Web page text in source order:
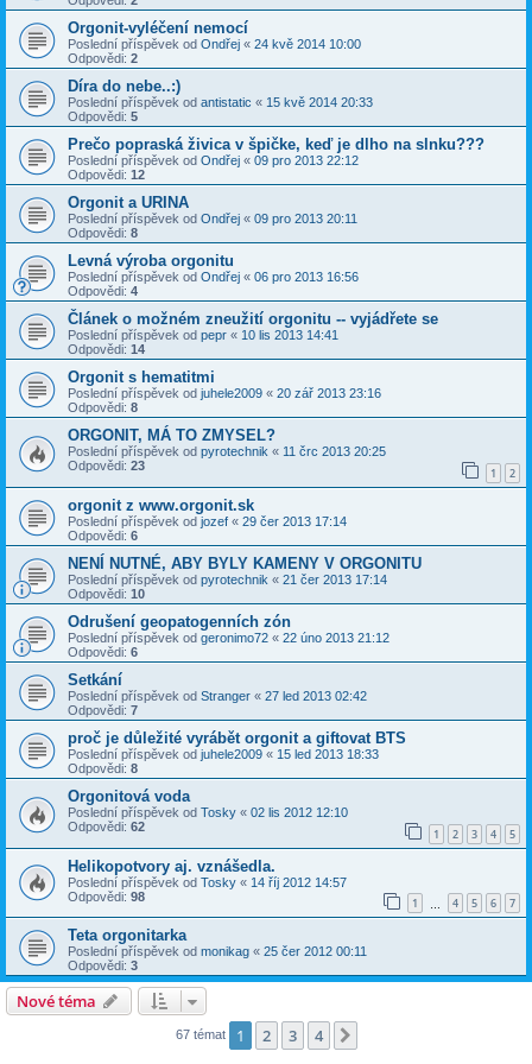
Orgonit-vyléčení nemocí
Poslední příspěvek od Ondřej « 24 kvě 2014 10:00
Odpovědi: 2
Díra do nebe..:)
Poslední příspěvek od antistatic « 15 kvě 2014 20:33
Odpovědi: 5
Prečo popraská živica v špičke, keď je dlho na slnku???
Poslední příspěvek od Ondřej « 09 pro 2013 22:12
Odpovědi: 12
Orgonit a URINA
Poslední příspěvek od Ondřej « 09 pro 2013 20:11
Odpovědi: 8
Levná výroba orgonitu
Poslední příspěvek od Ondřej « 06 pro 2013 16:56
Odpovědi: 4
Článek o možném zneužití orgonitu -- vyjádřete se
Poslední příspěvek od pepr « 10 lis 2013 14:41
Odpovědi: 14
Orgonit s hematitmi
Poslední příspěvek od juhele2009 « 20 zář 2013 23:16
Odpovědi: 8
ORGONIT, MÁ TO ZMYSEL?
Poslední příspěvek od pyrotechnik « 11 črc 2013 20:25
Odpovědi: 23 1 2
orgonit z www.orgonit.sk
Poslední příspěvek od jozef « 29 čer 2013 17:14
Odpovědi: 6
NENÍ NUTNÉ, ABY BYLY KAMENY V ORGONITU
Poslední příspěvek od pyrotechnik « 21 čer 2013 17:14
Odpovědi: 10
Odrušení geopatogenních zón
Poslední příspěvek od geronimo72 « 22 úno 2013 21:12
Odpovědi: 6
Setkání
Poslední příspěvek od Stranger « 27 led 2013 02:42
Odpovědi: 7
proč je důležité vyrábět orgonit a giftovat BTS
Poslední příspěvek od juhele2009 « 15 led 2013 18:33
Odpovědi: 8
Orgonitová voda
Poslední příspěvek od Tosky « 02 lis 2012 12:10
Odpovědi: 62 1 2 3 4 5
Helikopotvory aj. vznášedla.
Poslední příspěvek od Tosky « 14 říj 2012 14:57
Odpovědi: 98 1 4 5 6 7
Teta orgonitarka
Poslední příspěvek od monikag « 25 čer 2012 00:11
Odpovědi: 3
Nové téma
67 témat 1 2 3 4